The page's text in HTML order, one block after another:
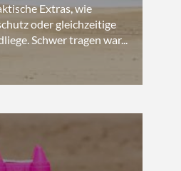
Extras, wie
oder gleichzeitige
Schwer tragen war...